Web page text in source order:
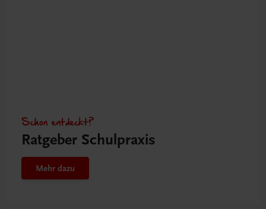
Schon entdeckt?
Ratgeber Schulpraxis
Mehr dazu